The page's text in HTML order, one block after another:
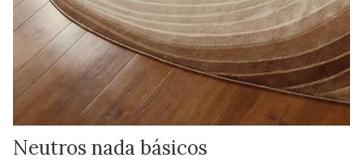
Neutros nada básicos